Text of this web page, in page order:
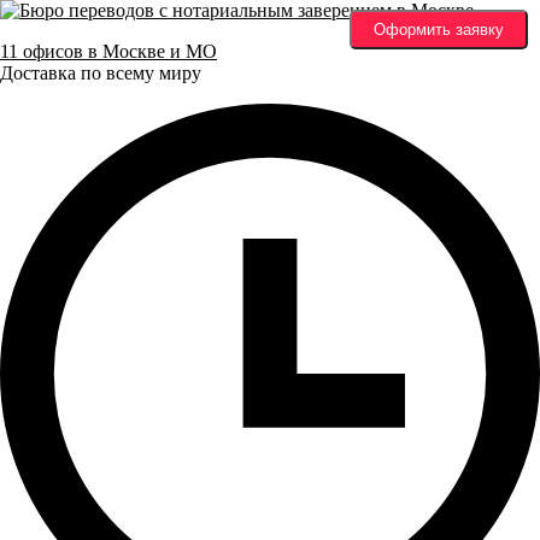
11 офисов в Москве и МО
Доставка по всему миру
Оформить заявку